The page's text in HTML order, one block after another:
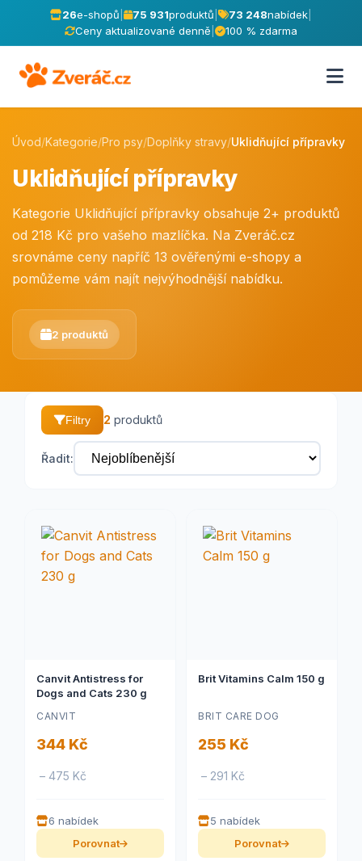
26e-shopů 75 931produktů 73 248nabídek
Ceny aktualizované denně
100 % zdarma
Úvod/Kategorie/Pro psy/Doplňky stravy/Uklidňující přípravky
Uklidňující přípravky
Kategorie Uklidňující přípravky obsahuje 2+ produktů
od 218 Kč pro vašeho mazlíčka. Na Zveráč.cz
srovnáme ceny napříč 13 ověřenými e-shopy a
pomůžeme vám najít nejvýhodnější nabídku.
2 produktů
Filtry 2 produktů
Řadit:
Canvit Antistress for
Dogs and Cats 230 g
CANVIT
344 Kč
– 475 Kč
6 nabídek
Porovnat
Brit Vitamins Calm 150 g
BRIT CARE DOG
255 Kč
– 291 Kč
5 nabídek
Porovnat